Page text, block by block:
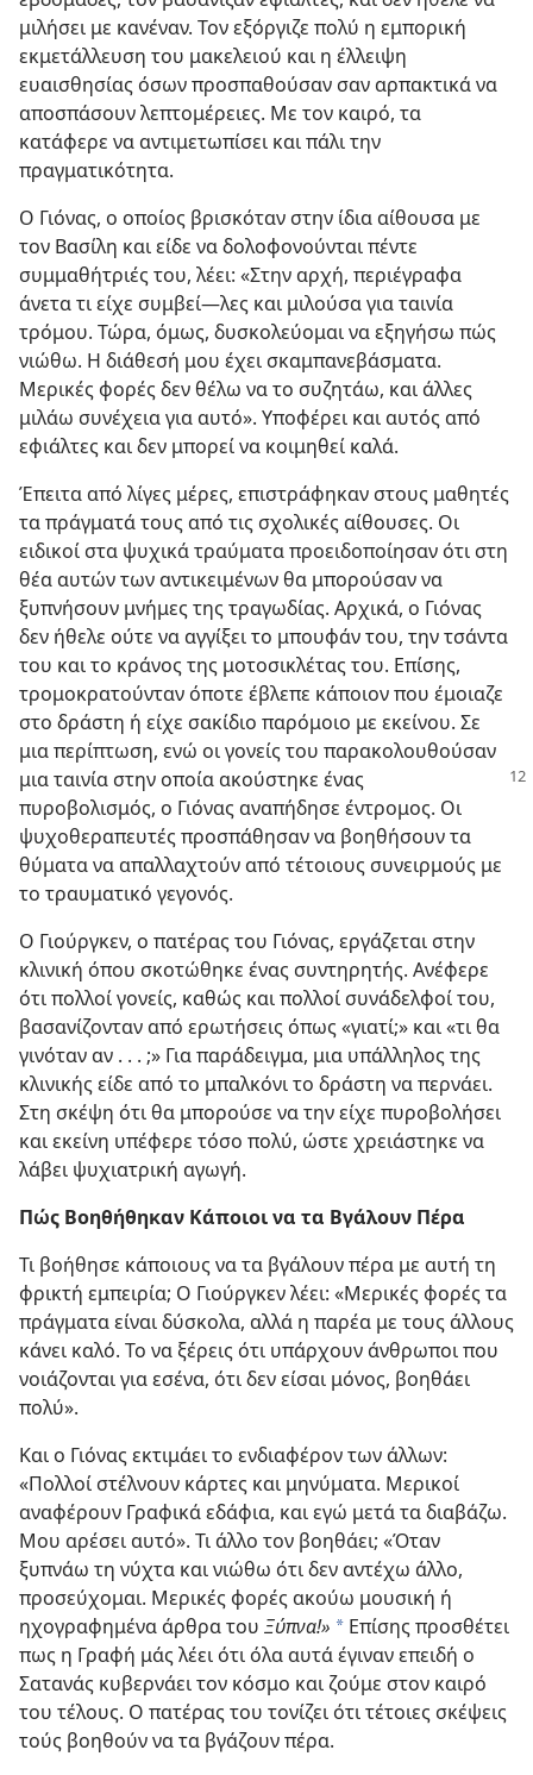
μιλήσει με κανέναν. Τον εξόργιζε πολύ η εμπορική
εκμετάλλευση του μακελειού και η έλλειψη
ευαισθησίας όσων προσπαθούσαν σαν αρπακτικά να
αποσπάσουν λεπτομέρειες. Με τον καιρό, τα
κατάφερε να αντιμετωπίσει και πάλι την
πραγματικότητα.
Ο Γιόνας, ο οποίος βρισκόταν στην ίδια αίθουσα με
τον Βασίλη και είδε να δολοφονούνται πέντε
συμμαθήτριές του, λέει: «Στην αρχή, περιέγραφα
άνετα τι είχε συμβεί​—λες και μιλούσα για ταινία
τρόμου. Τώρα, όμως, δυσκολεύομαι να εξηγήσω πώς
νιώθω. Η διάθεσή μου έχει σκαμπανεβάσματα.
Μερικές φορές δεν θέλω να το συζητάω, και άλλες
μιλάω συνέχεια για αυτό». Υποφέρει και αυτός από
εφιάλτες και δεν μπορεί να κοιμηθεί καλά.
Έπειτα από λίγες μέρες, επιστράφηκαν στους μαθητές
τα πράγματά τους από τις σχολικές αίθουσες. Οι
ειδικοί στα ψυχικά τραύματα προειδοποίησαν ότι στη
θέα αυτών των αντικειμένων θα μπορούσαν να
ξυπνήσουν μνήμες της τραγωδίας. Αρχικά, ο Γιόνας
δεν ήθελε ούτε να αγγίξει το μπουφάν του, την τσάντα
του και το κράνος της μοτοσικλέτας του. Επίσης,
τρομοκρατούνταν όποτε έβλεπε κάποιον που έμοιαζε
στο δράστη ή είχε σακίδιο παρόμοιο με εκείνου. Σε
μια περίπτωση, ενώ οι γονείς του παρακολουθούσαν
μια ταινία στην οποία ακούστηκε ένας
πυροβολισμός, ο Γιόνας αναπήδησε έντρομος. Οι
ψυχοθεραπευτές προσπάθησαν να βοηθήσουν τα
θύματα να απαλλαχτούν από τέτοιους συνειρμούς με
το τραυματικό γεγονός.
Ο Γιούργκεν, ο πατέρας του Γιόνας, εργάζεται στην
κλινική όπου σκοτώθηκε ένας συντηρητής. Ανέφερε
ότι πολλοί γονείς, καθώς και πολλοί συνάδελφοί του,
βασανίζονταν από ερωτήσεις όπως «γιατί;» και «τι θα
γινόταν αν . . . ;» Για παράδειγμα, μια υπάλληλος της
κλινικής είδε από το μπαλκόνι το δράστη να περνάει.
Στη σκέψη ότι θα μπορούσε να την είχε πυροβολήσει
και εκείνη υπέφερε τόσο πολύ, ώστε χρειάστηκε να
λάβει ψυχιατρική αγωγή.
Πώς Βοηθήθηκαν Κάποιοι να τα Βγάλουν Πέρα
Τι βοήθησε κάποιους να τα βγάλουν πέρα με αυτή τη
φρικτή εμπειρία; Ο Γιούργκεν λέει: «Μερικές φορές τα
πράγματα είναι δύσκολα, αλλά η παρέα με τους άλλους
κάνει καλό. Το να ξέρεις ότι υπάρχουν άνθρωποι που
νοιάζονται για εσένα, ότι δεν είσαι μόνος, βοηθάει
πολύ».
Και ο Γιόνας εκτιμάει το ενδιαφέρον των άλλων:
«Πολλοί στέλνουν κάρτες και μηνύματα. Μερικοί
αναφέρουν Γραφικά εδάφια, και εγώ μετά τα διαβάζω.
Μου αρέσει αυτό». Τι άλλο τον βοηθάει; «Όταν
ξυπνάω τη νύχτα και νιώθω ότι δεν αντέχω άλλο,
προσεύχομαι. Μερικές φορές ακούω μουσική ή
ηχογραφημένα άρθρα του Ξύπνα!» a Επίσης προσθέτει
πως η Γραφή μάς λέει ότι όλα αυτά έγιναν επειδή ο
Σατανάς κυβερνάει τον κόσμο και ζούμε στον καιρό
του τέλους. Ο πατέρας του τονίζει ότι τέτοιες σκέψεις
τούς βοηθούν να τα βγάζουν πέρα.